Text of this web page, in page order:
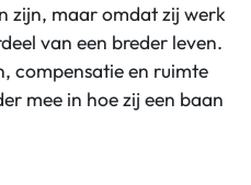
zijn, maar omdat zij werk
van een breder leven.
compensatie en ruimte
mee in hoe zij een baan